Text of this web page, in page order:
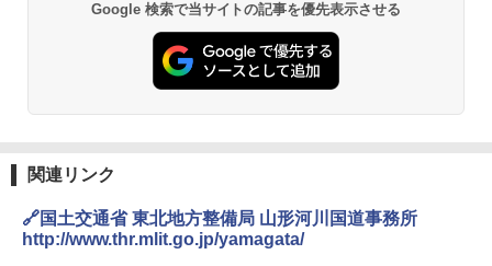
PYKES PEAK (パイクスピーク) 着替えテン
ト プライバシー テント 【中が透けない】 1
人用 折りたたみ 防災グッズ 災害用トイレ ビ
ーチ ピクニック ポップアップテント 携帯 簡
ENDLESS BASE 《めざましテレビで紹介》
テント ワンタッチ RENEW 幅200 2-3人用 43
500002(88859)
026リニューアル 急速冷凍 空間倍増 衛生的
コンパクト 保冷力長持ち
￥2,980
付き ヒグマ・イノシシ対策 自治体・教育機
関の購入実績 登山・キャンプ・アウトドア・
防災用品 長期保存可能 緊急時用 日本国内発
Google 検索で当サイトの記事を優先表示させる
関連リンク
🔗国土交通省 東北地方整備局 山形河川国道事務所
http://www.thr.mlit.go.jp/yamagata/